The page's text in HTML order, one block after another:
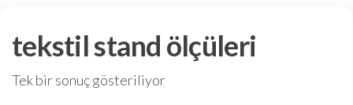
tekstil stand ölçüleri
Tek bir sonuç gösteriliyor